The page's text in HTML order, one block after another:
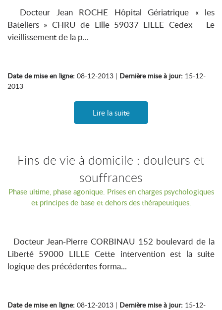
Docteur Jean ROCHE Hôpital Gériatrique « les
Bateliers » CHRU de Lille 59037 LILLE Cedex Le
vieillissement de la p...
Date de mise en ligne: 08-12-2013 | Dernière mise à jour: 15-12-
2013
Lire la suite
Fins de vie à domicile : douleurs et
souffrances
Phase ultime, phase agonique. Prises en charges psychologiques
et principes de base et dehors des thérapeutiques.
Docteur Jean-Pierre CORBINAU 152 boulevard de la
Liberté 59000 LILLE Cette intervention est la suite
logique des précédentes forma...
Date de mise en ligne: 08-12-2013 | Dernière mise à jour: 15-12-